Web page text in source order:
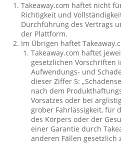
Takeaway.com haftet nicht
Richtigkeit und
Durchführung des Vertrags
der Plattform.
Im Übrigen haftet
Takeaway.com haftet
gesetzlichen Vorschriften
Aufwendungs- und
dieser Ziffer 5:
nach dem
Vorsatzes oder bei
grober Fahrlässigkeit, für
des Körpers oder der
einer Garantie durch
anderen Fällen gesetzlich